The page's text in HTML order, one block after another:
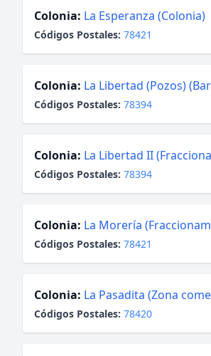
Colonia: La Esperanza (Colonia)
Códigos Postales: 78421
Colonia: La Libertad (Pozos)
Códigos Postales: 78394
Colonia: La Libertad II
Códigos Postales: 78394
Colonia: La Morería
Códigos Postales: 78421
Colonia: La Pasadita (Zona
Códigos Postales: 78420